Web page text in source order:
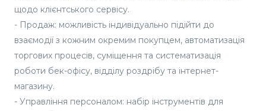
щодо клієнтського сервісу.
- Продаж: можливість індивідуально підійти до
взаємодії з кожним окремим покупцем, автоматизація
торгових процесів, суміщення та систематизація
роботи бек-офісу, відділу роздрібу та інтернет-
магазину.
- Управління персоналом: набір інструментів для